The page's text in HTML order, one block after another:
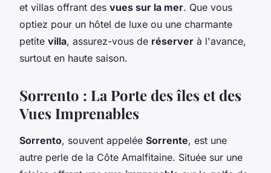
et villas offrant des vues sur la mer. Que vous
optiez pour un hôtel de luxe ou une charmante
petite villa, assurez-vous de réserver à l'avance,
surtout en haute saison.
Sorrento : La Porte des îles et des
Vues Imprenables
Sorrento, souvent appelée Sorrente, est une
autre perle de la Côte Amalfitaine. Située sur une